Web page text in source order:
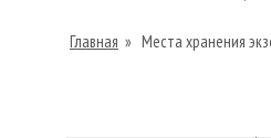
Главная » Места хранения